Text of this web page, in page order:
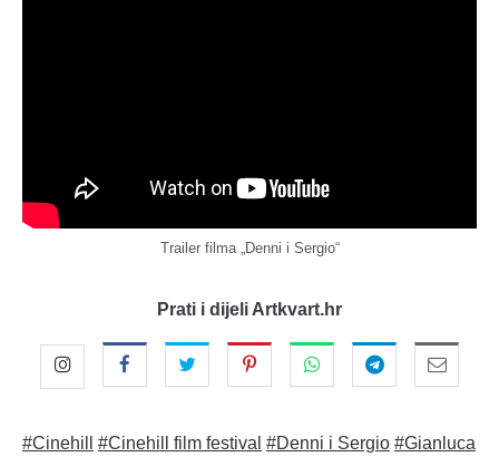
Trailer filma „Denni i Sergio“
Prati i dijeli Artkvart.hr
#Cinehill #Cinehill film festival #Denni i Sergio #Gianluca